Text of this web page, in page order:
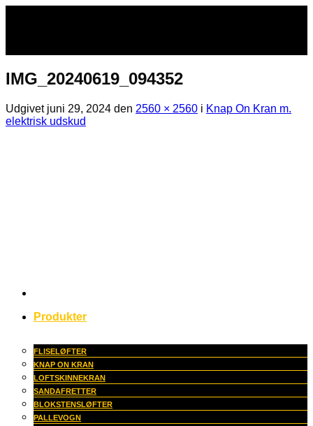
Produkter
FLISELØFTER
KNAP ON KRAN
LOFTSKINNEKRAN
SANDAFRETTER
BLOKSTENSLØFTER
PALLEVOGN
IMG_20240619_094352
Udgivet juni 29, 2024 den 2560 × 2560 i Knap On Kran m.
elektrisk udskud